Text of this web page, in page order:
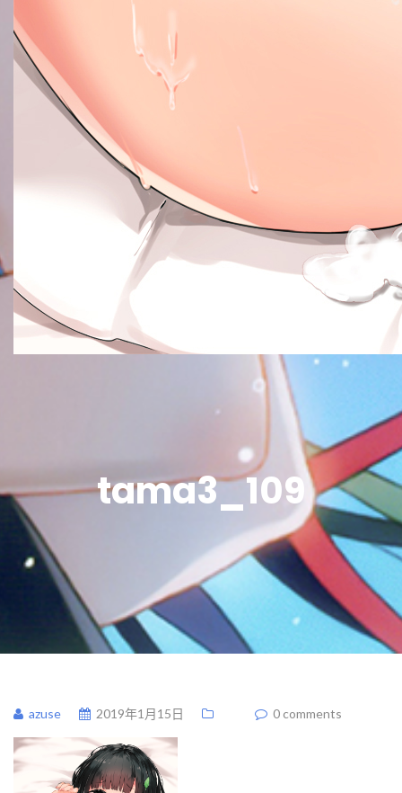
tama3_109
azuse 2019年1月15日 0 comments